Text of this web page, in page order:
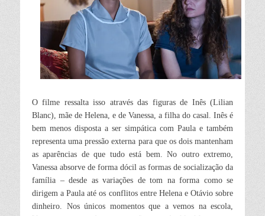
O filme ressalta isso através das figuras de Inês (Lilian
Blanc), mãe de Helena, e de Vanessa, a filha do casal. Inês é
bem menos disposta a ser simpática com Paula e também
representa uma pressão externa para que os dois mantenham
as aparências de que tudo está bem. No outro extremo,
Vanessa absorve de forma dócil as formas de socialização da
família – desde as variações de tom na forma como se
dirigem a Paula até os conflitos entre Helena e Otávio sobre
dinheiro. Nos únicos momentos que a vemos na escola,